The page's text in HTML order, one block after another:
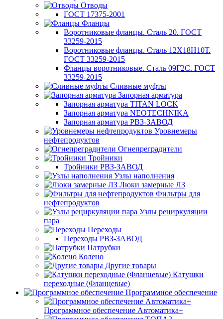
Отводы
ГОСТ 17375-2001
Фланцы
Воротниковые фланцы. Сталь 20. ГОСТ
33259-2015
Воротниковые фланцы. Сталь 12Х18Н10Т.
ГОСТ 33259-2015
Фланцы воротниковые. Сталь 09Г2С. ГОСТ
33259-2015
Сливные муфты
Запорная арматура
Запорная арматура TITAN LOCK
Запорная арматура NEOTECHNIKA
Запорная арматура РВЗ-ЗАВОД
Уровнемеры
нефтепродуктов
Огнепреградители
Тройники
Тройники РВЗ-ЗАВОД
Узлы наполнения
Люки замерные ЛЗ
Фильтры для
нефтепродуктов
Узлы рециркуляции
пара
Переходы
Переходы РВЗ-ЗАВОД
Патрубки
Колено
Другие товары
Катушки
переходные (Фланцевые)
Программное обеспечение
Программное обеспечение Автоматика+